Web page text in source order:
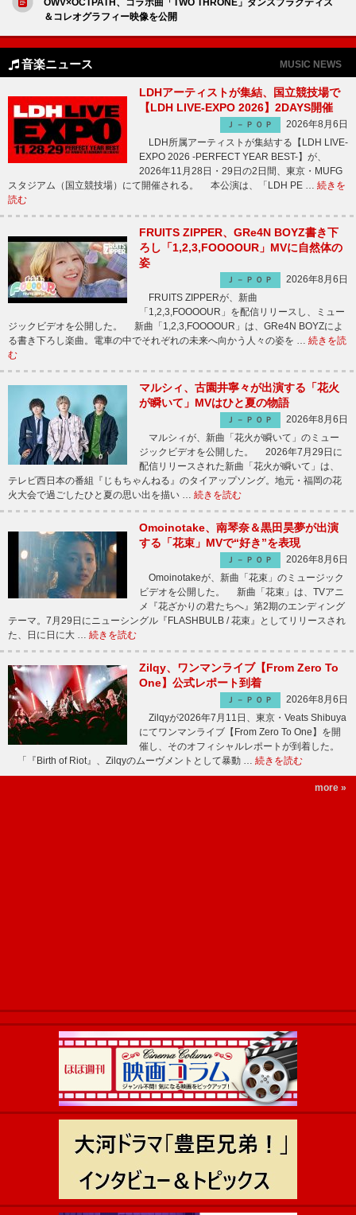
＆コレオグラフィー映像を公開
音楽ニュース MUSIC NEWS
LDHアーティストが集結、国立競技場で
【LDH LIVE-EXPO 2026】2DAYS開催
Ｊ－ＰＯＰ
2026年8月6日
LDH所属アーティストが集結する【LDH LIVE-
EXPO 2026 -PERFECT YEAR BEST-】が、
2026年11月28日・29日の2日間、東京・MUFG
スタジアム（国立競技場）にて開催される。 本公演は、「LDH PE … 続きを
読む
FRUITS ZIPPER、GRe4N BOYZ書き下
ろし「1,2,3,FOOOOUR」MVに自然体の
姿
Ｊ－ＰＯＰ
2026年8月6日
FRUITS ZIPPERが、新曲
「1,2,3,FOOOOUR」を配信リリースし、ミュー
ジックビデオを公開した。 新曲「1,2,3,FOOOOUR」は、GRe4N BOYZによ
る書き下ろし楽曲。電車の中でそれぞれの未来へ向かう人々の姿を … 続きを読
む
マルシィ、古園井寧々が出演する「花火
が瞬いて」MVはひと夏の物語
Ｊ－ＰＯＰ
2026年8月6日
マルシィが、新曲「花火が瞬いて」のミュー
ジックビデオを公開した。 2026年7月29日に
配信リリースされた新曲「花火が瞬いて」は、
テレビ西日本の番組『じもちゃんねる』のタイアップソング。地元・福岡の花
火大会で過ごしたひと夏の思い出を描い … 続きを読む
Omoinotake、南琴奈＆黒田昊夢が出演
する「花束」MVで“好き”を表現
Ｊ－ＰＯＰ
2026年8月6日
Omoinotakeが、新曲「花束」のミュージック
ビデオを公開した。 新曲「花束」は、TVアニ
メ『花ざかりの君たちへ』第2期のエンディング
テーマ。7月29日にニューシングル『FLASHBULB / 花束』としてリリースされ
た、日に日に大 … 続きを読む
Zilqy、ワンマンライブ【From Zero To
One】公式レポート到着
Ｊ－ＰＯＰ
2026年8月6日
Zilqyが2026年7月11日、東京・Veats Shibuya
にてワンマンライブ【From Zero To One】を開
催し、そのオフィシャルレポートが到着した。
「『Birth of Riot』、Zilqyのムーヴメントとして暴動 … 続きを読む
more »